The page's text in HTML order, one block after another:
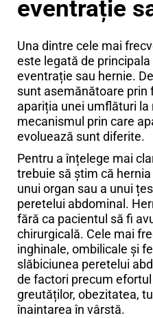
eventrație
Una dintre cele mai
este legată de
eventrație sau hernie.
sunt asemănătoare prin
apariția unei umflături la
mecanismul prin care
evoluează sunt diferite.
Pentru a înțelege mai
trebuie să știm că
unui organ sau a unui
peretelui abdominal.
fără ca pacientul să fi
chirurgicală. Cele mai
inghinale, ombilicale și
slăbiciunea peretelui
de factori precum
greutăților, obezitatea,
înaintarea în vârstă.